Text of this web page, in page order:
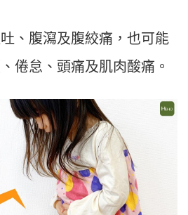
、腹瀉及腹絞痛，也可能
、倦怠、頭痛及肌肉酸痛。